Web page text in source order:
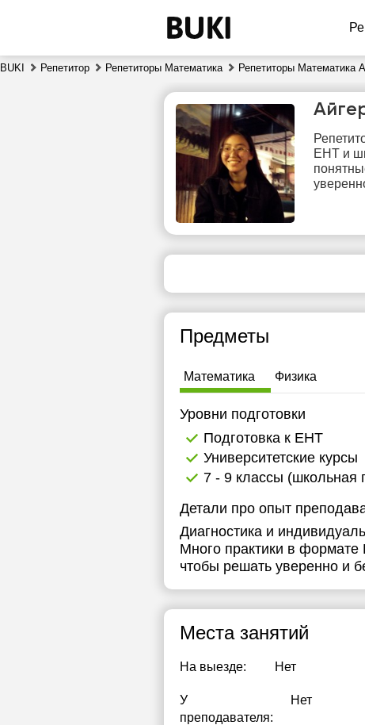
BUKI Репетитор Репетиторы Математика Репетиторы Математика
ЕНТ и
Предметы
Математика Физика
Уровни подготовки
Подготовка к ЕНТ
Университетские курсы
7 - 9 классы (школьная
Детали про опыт
Диагностика и
Много практики в формате
чтобы решать уверенно и
Места занятий
На выезде: Нет
У
преподавателя:
Нет
пт
7
8
свободных